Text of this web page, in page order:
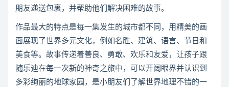
朋友递送包裹，并帮助他们解决困难的故事。
作品最大的特点是每一集发生的城市都不同，用精美的画
面展现了世界多元文化，例如名胜、建筑、语言、节日和
美食等。故事传递着善良、勇敢、欢乐和友爱，让孩子跟
随乐迪在每一次新的神奇之旅中，可以开阔眼界并认识到
多彩绚丽的地球家园，是小朋友们了解世界地理不错的一